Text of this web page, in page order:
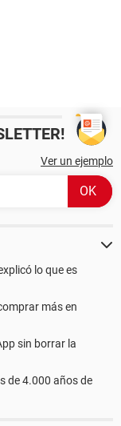
Ver un ejemplo
lo que es
más en
sin borrar la
de 4.000 años de